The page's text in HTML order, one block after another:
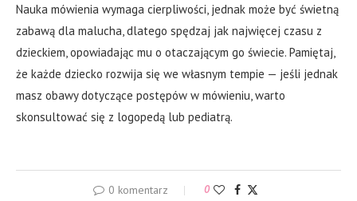
Nauka mówienia wymaga cierpliwości, jednak może być świetną
zabawą dla malucha, dlatego spędzaj jak najwięcej czasu z
dzieckiem, opowiadając mu o otaczającym go świecie. Pamiętaj,
że każde dziecko rozwija się we własnym tempie — jeśli jednak
masz obawy dotyczące postępów w mówieniu, warto
skonsultować się z logopedą lub pediatrą.
0 komentarz 0